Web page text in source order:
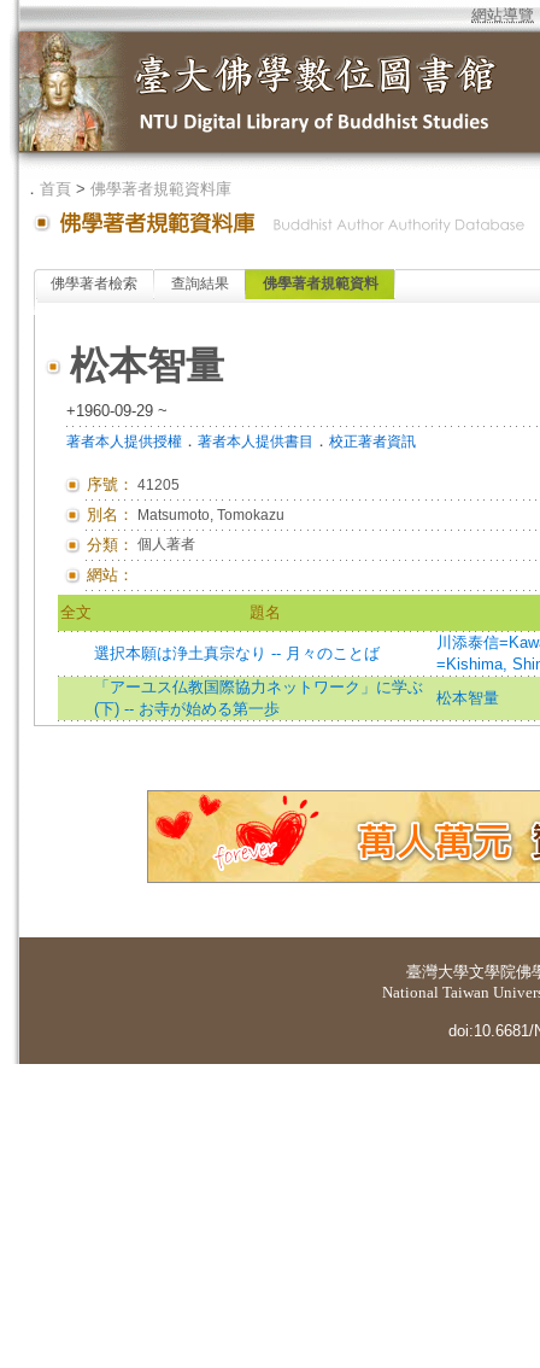
網站導覽
． 首頁 > 佛學著者規範資料庫
佛學著者檢索 查詢結果 佛學著者規範資料
松本智量
+1960-09-29 ~
著者本人提供授權 ． 著者本人提供書目 ． 校正著者資訊
序號： 41205
別名： Matsumoto, Tomokazu
分類： 個人著者
網站：
全文 題名
選択本願は浄土真宗なり -- 月々のことば
川添泰信
=Kishima,
「アーユス仏教国際協力ネットワーク」に学ぶ
(下) -- お寺が始める第一歩
松本智量
臺灣大學文學院佛
National Taiwan
doi:10.6681/